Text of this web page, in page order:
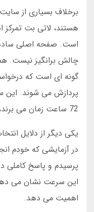
برخلاف بسیاری از
هستند، لاتی بت تمرکز
است. صفحه اصلی
چالش برانگیز نیست.
پردازش می شوند. این
72 ساعت زمان می برند، قابل توجه است.
یکی دیگر از دلایل
در آزمایشی که خودم
این سرعت نشان می دهد
اهمیت می دهد.